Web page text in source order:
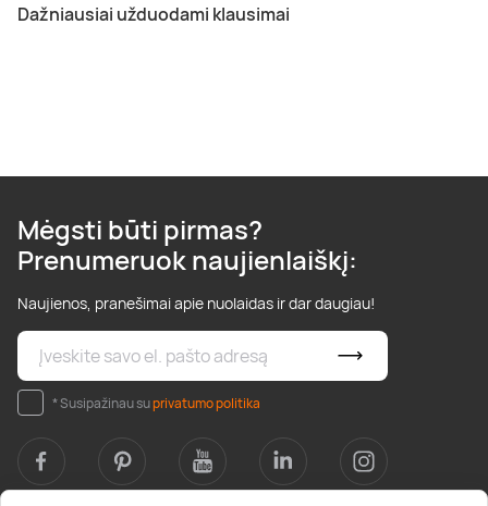
Dažniausiai užduodami klausimai
Mėgsti būti pirmas?
Prenumeruok naujienlaiškį:
Naujienos, pranešimai apie nuolaidas ir dar daugiau!
* Susipažinau suprivatumo politika